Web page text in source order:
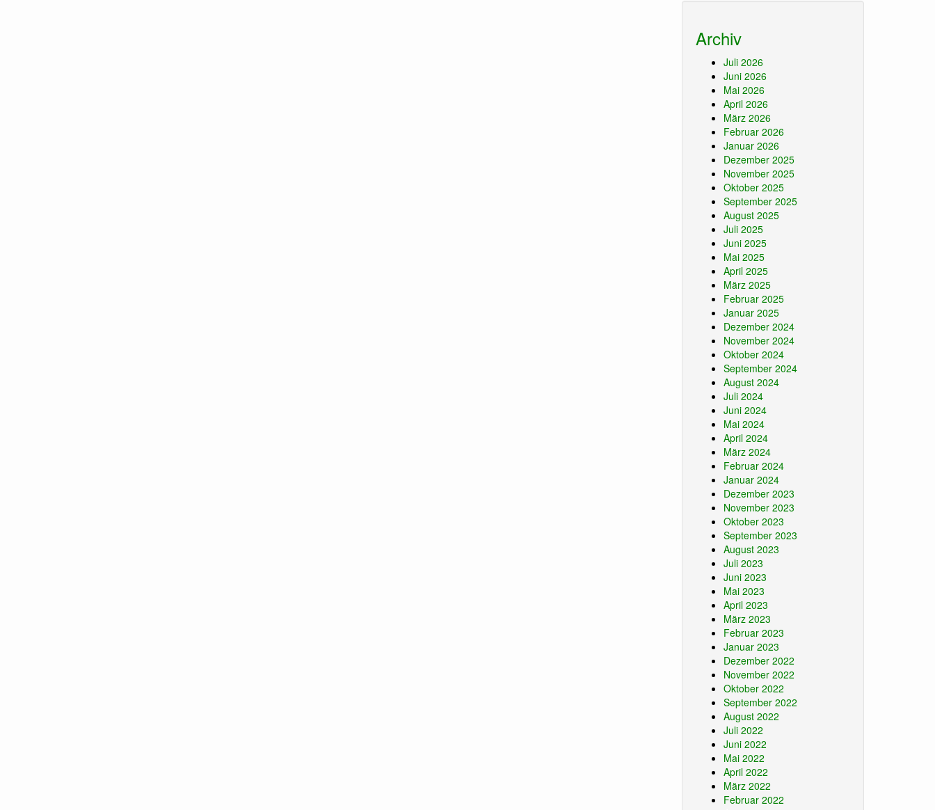
Archiv
Juli 2026
Juni 2026
Mai 2026
April 2026
März 2026
Februar 2026
Januar 2026
Dezember 2025
November 2025
Oktober 2025
September 2025
August 2025
Juli 2025
Juni 2025
Mai 2025
April 2025
März 2025
Februar 2025
Januar 2025
Dezember 2024
November 2024
Oktober 2024
September 2024
August 2024
Juli 2024
Juni 2024
Mai 2024
April 2024
März 2024
Februar 2024
Januar 2024
Dezember 2023
November 2023
Oktober 2023
September 2023
August 2023
Juli 2023
Juni 2023
Mai 2023
April 2023
März 2023
Februar 2023
Januar 2023
Dezember 2022
November 2022
Oktober 2022
September 2022
August 2022
Juli 2022
Juni 2022
Mai 2022
April 2022
März 2022
Februar 2022